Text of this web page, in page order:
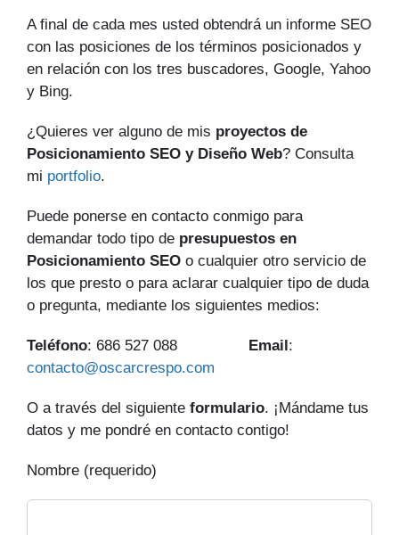
A final de cada mes usted obtendrá un informe SEO
con las posiciones de los términos posicionados y
en relación con los tres buscadores, Google, Yahoo
y Bing.
¿Quieres ver alguno de mis proyectos de
Posicionamiento SEO y Diseño Web? Consulta
mi portfolio.
Puede ponerse en contacto conmigo para
demandar todo tipo de presupuestos en
Posicionamiento SEO o cualquier otro servicio de
los que presto o para aclarar cualquier tipo de duda
o pregunta, mediante los siguientes medios:
Teléfono: 686 527 088 Email :
contacto@oscarcrespo.com
O a través del siguiente formulario. ¡Mándame tus
datos y me pondré en contacto contigo!
Nombre (requerido)